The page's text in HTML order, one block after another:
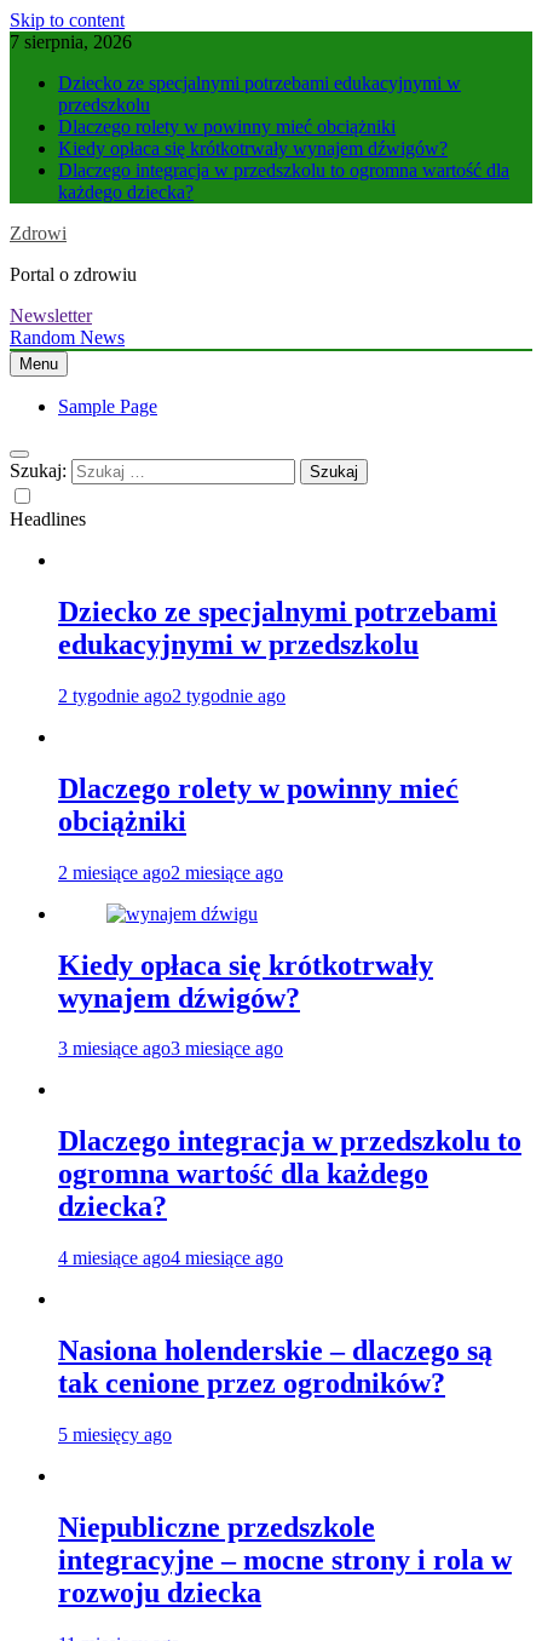
Skip to content
7 sierpnia, 2026
Dziecko ze specjalnymi potrzebami edukacyjnymi w
przedszkolu
Dlaczego rolety w powinny mieć obciążniki
Kiedy opłaca się krótkotrwały wynajem dźwigów?
Dlaczego integracja w przedszkolu to ogromna wartość dla
każdego dziecka?
Zdrowi
Portal o zdrowiu
Newsletter
Random News
Menu
Sample Page
Szukaj:
Headlines
Dziecko ze specjalnymi potrzebami
edukacyjnymi w przedszkolu
2 tygodnie ago2 tygodnie ago
Dlaczego rolety w powinny mieć
obciążniki
2 miesiące ago2 miesiące ago
Kiedy opłaca się krótkotrwały
wynajem dźwigów?
3 miesiące ago3 miesiące ago
Dlaczego integracja w przedszkolu to
ogromna wartość dla każdego
dziecka?
4 miesiące ago4 miesiące ago
Nasiona holenderskie – dlaczego są
tak cenione przez ogrodników?
5 miesięcy ago
Niepubliczne przedszkole
integracyjne – mocne strony i rola w
rozwoju dziecka